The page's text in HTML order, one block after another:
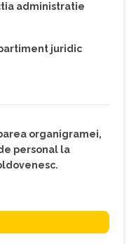
administratie
juridic
organigramei,
personal la